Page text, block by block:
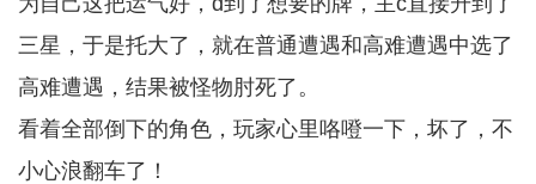
三星，于是托大了，就在普通遭遇和高难遭遇中选了
高难遭遇，结果被怪物肘死了。
看着全部倒下的角色，玩家心里咯噔一下，坏了，不
小心浪翻车了！